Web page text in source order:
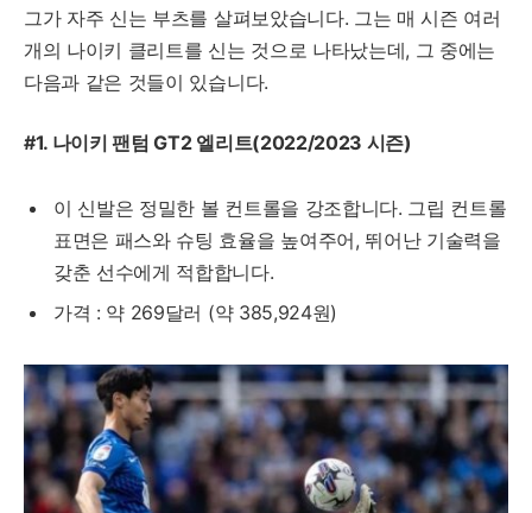
그가 자주 신는 부츠를 살펴보았습니다. 그는 매 시즌 여러
개의 나이키 클리트를 신는 것으로 나타났는데, 그 중에는
다음과 같은 것들이 있습니다.
#1. 나이키 팬텀 GT2 엘리트(2022/2023 시즌)
이 신발은 정밀한 볼 컨트롤을 강조합니다. 그립 컨트롤
표면은 패스와 슈팅 효율을 높여주어, 뛰어난 기술력을
갖춘 선수에게 적합합니다.
가격 : 약 269달러 (약 385,924원)